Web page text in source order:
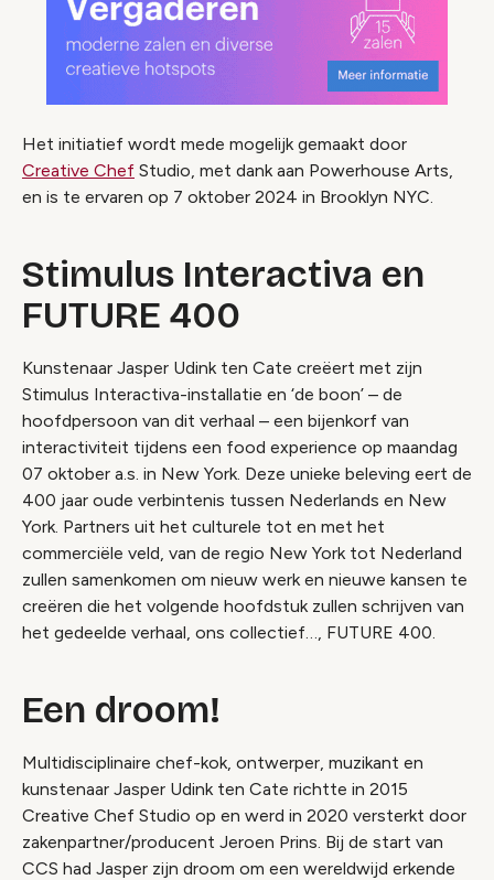
Het initiatief wordt mede mogelijk gemaakt door
Creative Chef Studio, met dank aan Powerhouse Arts,
en is te ervaren op 7 oktober 2024 in Brooklyn NYC.
Stimulus Interactiva en
FUTURE 400
Kunstenaar Jasper Udink ten Cate creëert met zijn
Stimulus Interactiva-installatie en ‘de boon’ – de
hoofdpersoon van dit verhaal – een bijenkorf van
interactiviteit tijdens een food experience op maandag
07 oktober a.s. in New York. Deze unieke beleving eert de
400 jaar oude verbintenis tussen Nederlands en New
York. Partners uit het culturele tot en met het
commerciële veld, van de regio New York tot Nederland
zullen samenkomen om nieuw werk en nieuwe kansen te
creëren die het volgende hoofdstuk zullen schrijven van
het gedeelde verhaal, ons collectief…, FUTURE 400.
Een droom!
Multidisciplinaire chef-kok, ontwerper, muzikant en
kunstenaar Jasper Udink ten Cate richtte in 2015
Creative Chef Studio op en werd in 2020 versterkt door
zakenpartner/producent Jeroen Prins. Bij de start van
CCS had Jasper zijn droom om een wereldwijd erkende